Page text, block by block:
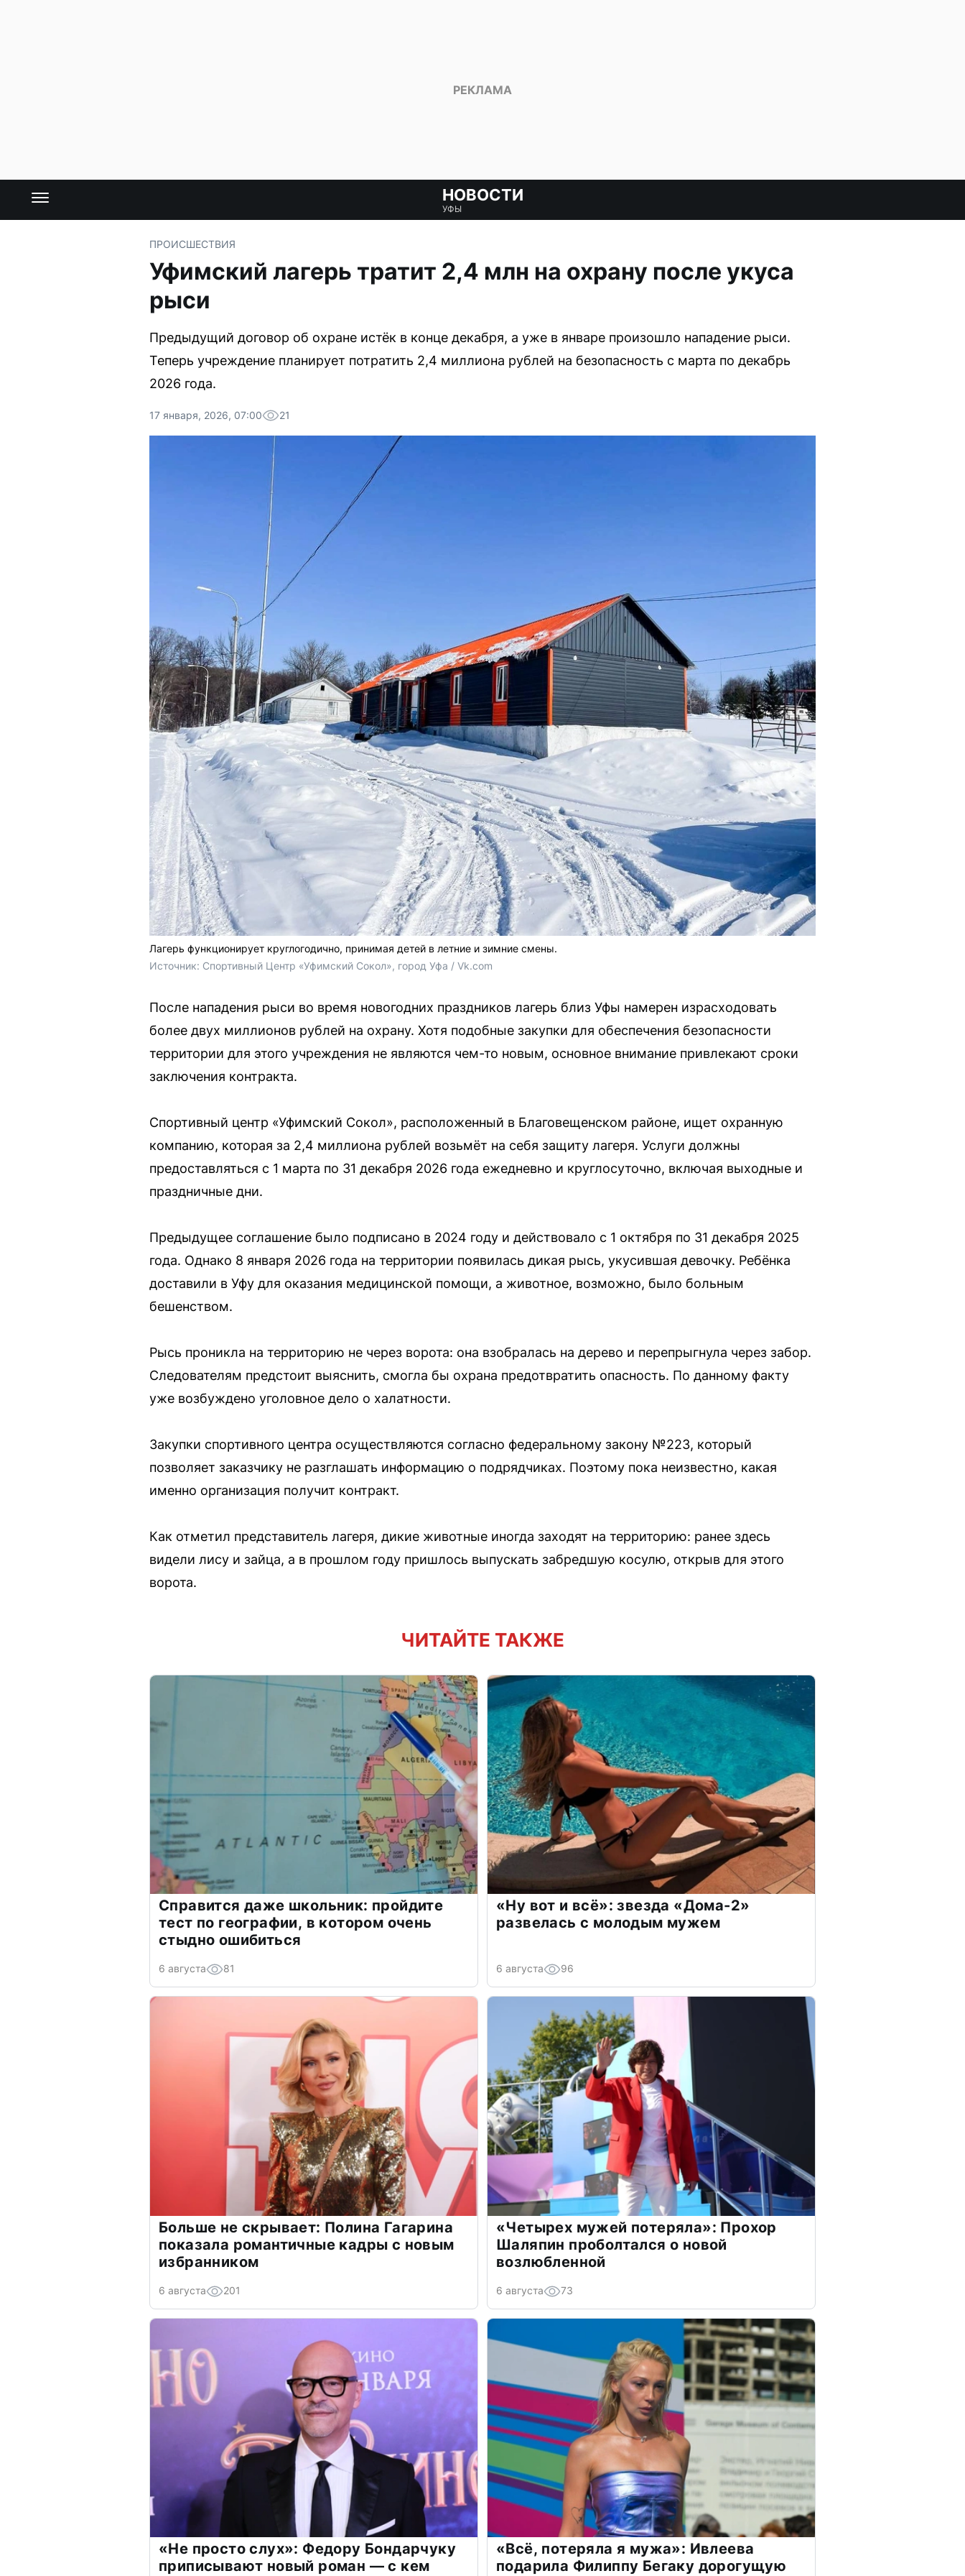
НОВОСТИ
УФЫ
ПРОИСШЕСТВИЯ
Уфимский лагерь тратит 2,4 млн на охрану после укуса
рыси
Предыдущий договор об охране истёк в конце декабря, а уже в январе произошло нападение рыси.
Теперь учреждение планирует потратить 2,4 миллиона рублей на безопасность с марта по декабрь
2026 года.
17 января, 2026, 07:00 21
Лагерь функционирует круглогодично, принимая детей в летние и зимние смены.
Источник: Спортивный Центр «Уфимский Сокол», город Уфа / Vk.com
После нападения рыси во время новогодних праздников лагерь близ Уфы намерен израсходовать
более двух миллионов рублей на охрану. Хотя подобные закупки для обеспечения безопасности
территории для этого учреждения не являются чем-то новым, основное внимание привлекают сроки
заключения контракта.
Спортивный центр «Уфимский Сокол», расположенный в Благовещенском районе, ищет охранную
компанию, которая за 2,4 миллиона рублей возьмёт на себя защиту лагеря. Услуги должны
предоставляться с 1 марта по 31 декабря 2026 года ежедневно и круглосуточно, включая выходные и
праздничные дни.
Предыдущее соглашение было подписано в 2024 году и действовало с 1 октября по 31 декабря 2025
года. Однако 8 января 2026 года на территории появилась дикая рысь, укусившая девочку. Ребёнка
доставили в Уфу для оказания медицинской помощи, а животное, возможно, было больным
бешенством.
Рысь проникла на территорию не через ворота: она взобралась на дерево и перепрыгнула через забор.
Следователям предстоит выяснить, смогла бы охрана предотвратить опасность. По данному факту
уже возбуждено уголовное дело о халатности.
Закупки спортивного центра осуществляются согласно федеральному закону №223, который
позволяет заказчику не разглашать информацию о подрядчиках. Поэтому пока неизвестно, какая
именно организация получит контракт.
Как отметил представитель лагеря, дикие животные иногда заходят на территорию: ранее здесь
видели лису и зайца, а в прошлом году пришлось выпускать забредшую косулю, открыв для этого
ворота.
ЧИТАЙТЕ ТАКЖЕ
Справится даже школьник: пройдите
тест по географии, в котором очень
стыдно ошибиться
6 августа 81
«Ну вот и всё»: звезда «Дома-2»
развелась с молодым мужем
6 августа 96
Больше не скрывает: Полина Гагарина
показала романтичные кадры с новым
избранником
6 августа 201
«Четырех мужей потеряла»: Прохор
Шаляпин проболтался о новой
возлюбленной
6 августа 73
«Не просто слух»: Федору Бондарчуку
приписывают новый роман — с кем
«Всё, потеряла я мужа»: Ивлеева
подарила Филиппу Бегаку дорогущую